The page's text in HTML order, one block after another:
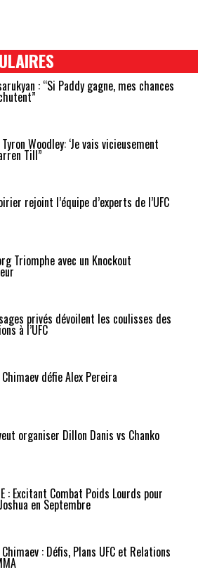
: “Si Paddy gagne, mes chances
Woodley: ‘Je vais vicieusement
Till”
rejoint l’équipe d’experts de l’UFC
Triomphe avec un Knockout
privés dévoilent les coulisses des
à l’UFC
défie Alex Pereira
organiser Dillon Danis vs Chanko
: Excitant Combat Poids Lourds pour
en Septembre
: Défis, Plans UFC et Relations